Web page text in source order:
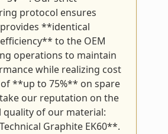
protocol ensures
**identical
to the OEM
operations to maintain
while realizing cost
**up to 75%** on spare
our reputation on the
quality of our material:
Graphite EK60**.